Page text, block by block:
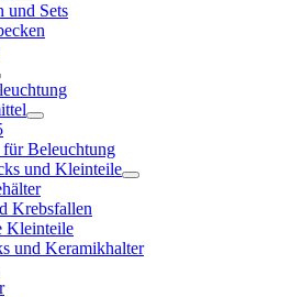
und Sets
Beleuchtung
und Kleinteile
Krebsfallen
Kleinteile
und Keramikhalter